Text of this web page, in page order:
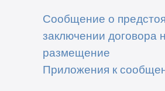
Сообщение о
заключении договора
размещение
Приложения к